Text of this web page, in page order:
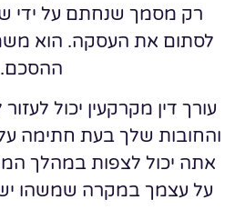
רק מסמך שנחתם על ידי
לסתום את העסקה. הוא
ההסכם.
עורך דין מקרקעין יכול
והחובות שלך בעת חתימה
אתה יכול לצפות במהלך
על עצמך במקרה שמשהו